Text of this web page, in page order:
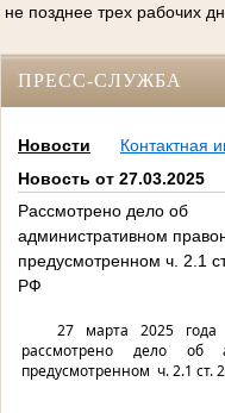
не позднее трех рабочих
ПРЕСС-СЛУЖБА
Новости
Контактная
Новость от 27.03.2025
Рассмотрено дело об
административном
предусмотренном ч. 2.1
РФ
27 марта 2025 года
рассмотрено дело об
предусмотренном ч. 2.1 ст.